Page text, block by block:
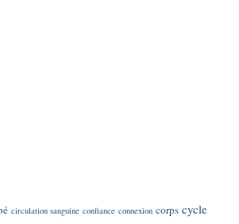
circulation sanguine confiance connexion corps cycle